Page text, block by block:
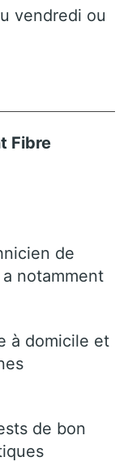
vendredi ou
Fibre
de
notamment
à domicile et
de bon